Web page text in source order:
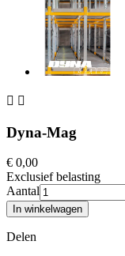
 
Dyna-Mag
€ 0,00
Exclusief belasting
Aantal
In winkelwagen
Delen